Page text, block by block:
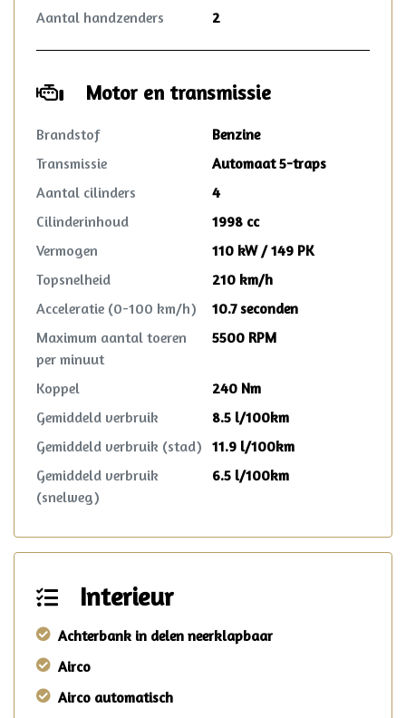
Aantal handzenders
2
Motor en transmissie
Brandstof
Benzine
Transmissie
Automaat 5-traps
Aantal cilinders
4
Cilinderinhoud
1998 cc
Vermogen
110 kW / 149 PK
Topsnelheid
210 km/h
Acceleratie (0-100 km/h)
10.7 seconden
Maximum aantal toeren
per minuut
5500 RPM
Koppel
240 Nm
Gemiddeld verbruik
8.5 l/100km
Gemiddeld verbruik (stad) 11.9 l/100km
Gemiddeld verbruik
(snelweg)
6.5 l/100km
Interieur
Achterbank in delen neerklapbaar
Airco
Airco automatisch